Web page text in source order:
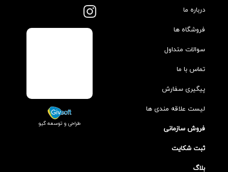
درباره ما
فروشگاه ها
سوالات متداول
تماس با ما
پیگیری سفارش
لیست علاقه مندی ها
فروش سازمانی
ثبت شکایت
بلاگ
طراحی و توسعه گیو